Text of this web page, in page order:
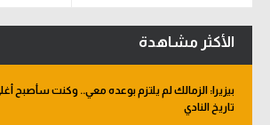
الأكثر مشاهدة
بيزيرا: الزمالك لم يلتزم بوعده معي.. وكنت سأصبح
تاريخ النادي